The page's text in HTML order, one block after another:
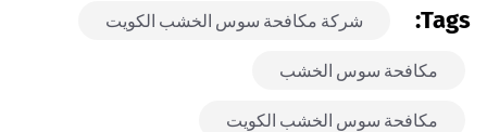
Tags: شركة مكافحة سوس الخشب الكويت
مكافحة سوس الخشب
مكافحة سوس الخشب الكويت